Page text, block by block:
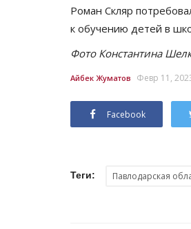
Роман Скляр
к обучению детей в
Фото Константина
Айбек Жуматов Февр 11,
Facebook
Теги: Павлодарская